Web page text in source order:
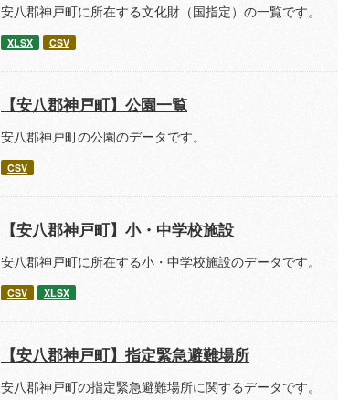
安八郡神戸町に所在する文化財（国指定）の一覧です。
XLSX CSV
【安八郡神戸町】公園一覧
安八郡神戸町の公園のデータです。
CSV
【安八郡神戸町】小・中学校施設
安八郡神戸町に所在する小・中学校施設のデータです。
CSV XLSX
【安八郡神戸町】指定緊急避難場所
安八郡神戸町の指定緊急避難場所に関するデータです。